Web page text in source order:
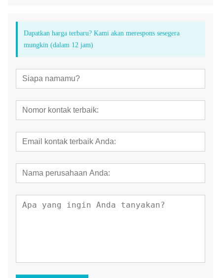
Dapatkan harga terbaru? Kami akan merespons sesegera
mungkin (dalam 12 jam)